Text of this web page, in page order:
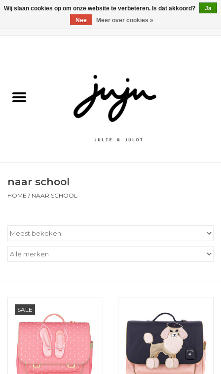
Kledij jongens
Schoenen
naar school
HOME / NAAR SCHOOL
SALE
Wij slaan cookies op om onze website te verbeteren. Is dat akkoord?
Ja
Nee
Meer over cookies »